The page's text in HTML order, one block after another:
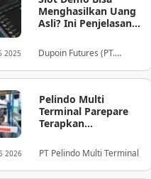
2025
Menghasilkan Uang
Asli? Ini Penjelasan
Dupoin Futures (PT.
2026
Pelindo Multi
Terminal Parepare
Terapkan
Nontunai di Pintu
Masuk Pelabuhan
Nusantara
PT Pelindo Multi Terminal